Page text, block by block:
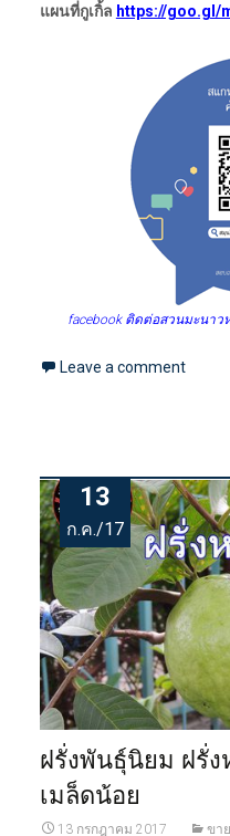
แผนที่กูเกิ้ล https://goo.gl/
facebook ติดต่อสวนมะนาว
Leave a comment
13
ก.ค./17
ฝรั่งพันธุ์นิยม ฝรั่
เมล็ดน้อย
13 กรกฎาคม 2017 ขา